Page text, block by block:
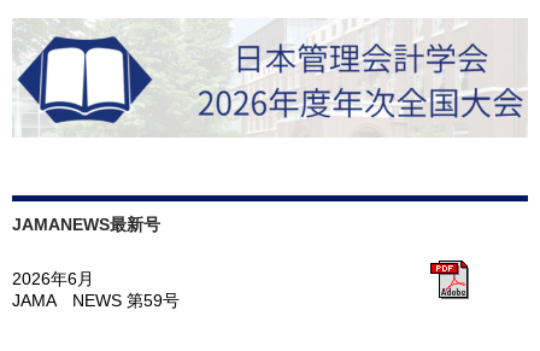
JAMANEWS最新号
2026年6月
JAMA NEWS 第59号